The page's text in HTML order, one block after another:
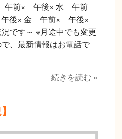
前× 午後× 水 午前
後× 金 午前× 午後×
です～ ※月途中でも変更
、最新情報はお電話で
続きを読む »